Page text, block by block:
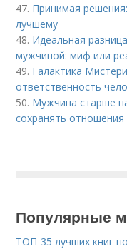
47. Принимая
лучшему
48. Идеальная
мужчиной: миф или
49. Галактика
ответственность
50. Мужчина старше
сохранять отношения
Популярные
ТОП-35 лучших книг